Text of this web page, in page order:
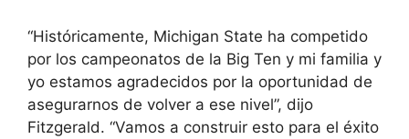
“Históricamente, Michigan State ha competido
por los campeonatos de la Big Ten y mi familia y
yo estamos agradecidos por la oportunidad de
asegurarnos de volver a ese nivel”, dijo
Fitzgerald. “Vamos a construir esto para el éxito